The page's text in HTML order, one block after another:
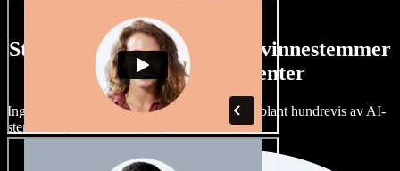
Stort utvalg av manns- og kvinnestemmer
med alle slags aksenter
Ingen prosjekter trenger å høres like ut. Velg blant hundrevis av AI-
stemmer og aksenter, og finjuster dem.